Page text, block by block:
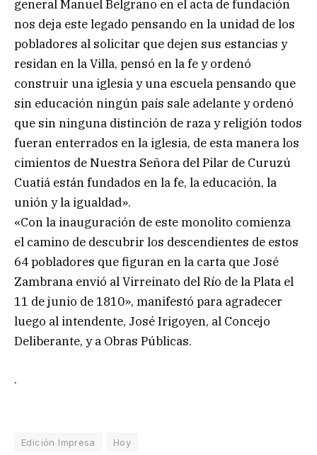
general Manuel Belgrano en el acta de fundación
nos deja este legado pensando en la unidad de los
pobladores al solicitar que dejen sus estancias y
residan en la Villa, pensó en la fe y ordenó
construir una iglesia y una escuela pensando que
sin educación ningún país sale adelante y ordenó
que sin ninguna distinción de raza y religión todos
fueran enterrados en la iglesia, de esta manera los
cimientos de Nuestra Señora del Pilar de Curuzú
Cuatiá están fundados en la fe, la educación, la
unión y la igualdad».
«Con la inauguración de este monolito comienza
el camino de descubrir los descendientes de estos
64 pobladores que figuran en la carta que José
Zambrana envió al Virreinato del Río de la Plata el
11 de junio de 1810», manifestó para agradecer
luego al intendente, José Irigoyen, al Concejo
Deliberante, y a Obras Públicas.
.
Edición Impresa Hoy